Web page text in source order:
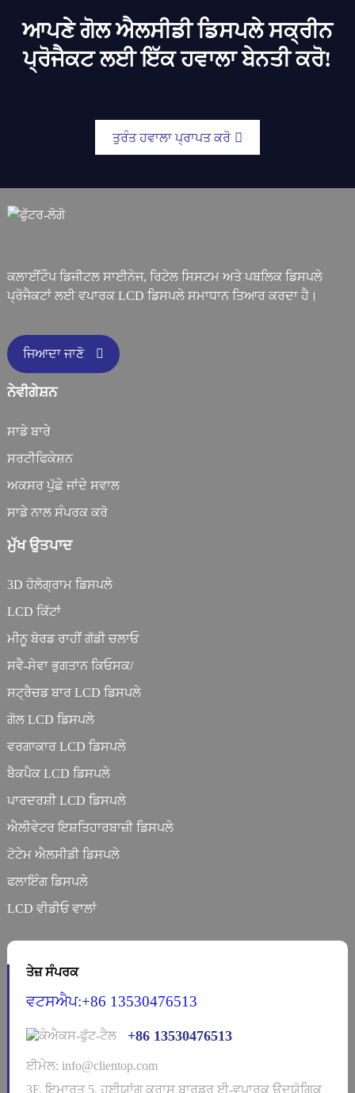
ਆਪਣੇ ਗੋਲ ਐਲਸੀਡੀ ਡਿਸਪਲੇ ਸਕ੍ਰੀਨ
ਪ੍ਰੋਜੈਕਟ ਲਈ ਇੱਕ ਹਵਾਲਾ ਬੇਨਤੀ ਕਰੋ!
ਤੁਰੰਤ ਹਵਾਲਾ ਪ੍ਰਾਪਤ ਕਰੋ
ਕਲਾਈਂਟੌਪ ਡਿਜੀਟਲ ਸਾਈਨੇਜ, ਰਿਟੇਲ ਸਿਸਟਮ ਅਤੇ ਪਬਲਿਕ ਡਿਸਪਲੇ
ਪ੍ਰੋਜੈਕਟਾਂ ਲਈ ਵਪਾਰਕ LCD ਡਿਸਪਲੇ ਸਮਾਧਾਨ ਤਿਆਰ ਕਰਦਾ ਹੈ।
ਜਿਆਦਾ ਜਾਣੋ
ਨੇਵੀਗੇਸ਼ਨ
ਸਾਡੇ ਬਾਰੇ
ਸਰਟੀਫਿਕੇਸ਼ਨ
ਅਕਸਰ ਪੁੱਛੇ ਜਾਂਦੇ ਸਵਾਲ
ਸਾਡੇ ਨਾਲ ਸੰਪਰਕ ਕਰੋ
ਮੁੱਖ ਉਤਪਾਦ
3D ਹੋਲੋਗ੍ਰਾਮ ਡਿਸਪਲੇ
LCD ਕਿੱਟਾਂ
ਮੀਨੂ ਬੋਰਡ ਰਾਹੀਂ ਗੱਡੀ ਚਲਾਓ
ਸਵੈ-ਸੇਵਾ ਭੁਗਤਾਨ ਕਿਓਸਕ/
ਸਟ੍ਰੈਚਡ ਬਾਰ LCD ਡਿਸਪਲੇ
ਗੋਲ LCD ਡਿਸਪਲੇ
ਵਰਗਾਕਾਰ LCD ਡਿਸਪਲੇ
ਬੈਕਪੈਕ LCD ਡਿਸਪਲੇ
ਪਾਰਦਰਸ਼ੀ LCD ਡਿਸਪਲੇ
ਐਲੀਵੇਟਰ ਇਸ਼ਤਿਹਾਰਬਾਜ਼ੀ ਡਿਸਪਲੇ
ਟੋਟੇਮ ਐਲਸੀਡੀ ਡਿਸਪਲੇ
ਫਲਾਇੰਗ ਡਿਸਪਲੇ
LCD ਵੀਡੀਓ ਵਾਲਾਂ
ਤੇਜ਼ ਸੰਪਰਕ
ਵਟਸਐਪ:+86 13530476513
+86 13530476513
ਈਮੇਲ: info@clientop.com
3F, ਇਮਾਰਤ 5, ਹੁਈਯਾਂਗ ਕਰਾਸ ਬਾਰਡਰ ਈ-ਵਪਾਰਕ ਉਦਯੋਗਿਕ